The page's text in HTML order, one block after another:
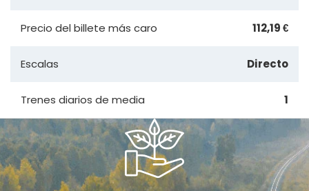
Precio del billete más caro 112,19 €
Escalas Directo
Trenes diarios de media 1